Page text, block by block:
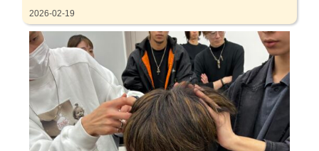
2026-02-19